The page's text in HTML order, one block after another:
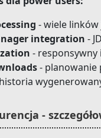
- wiele
integration -
-
-
-